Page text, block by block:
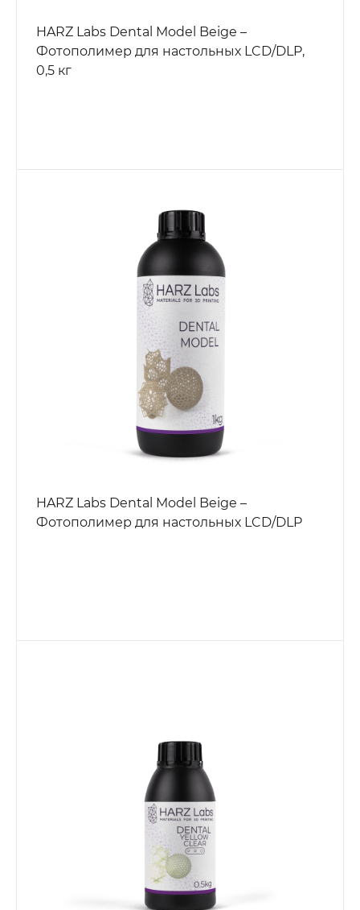
HARZ Labs Dental Model Beige –
Фотополимер для настольных LCD/DLP,
0,5 кг
HARZ Labs Dental Model Beige –
Фотополимер для настольных LCD/DLP